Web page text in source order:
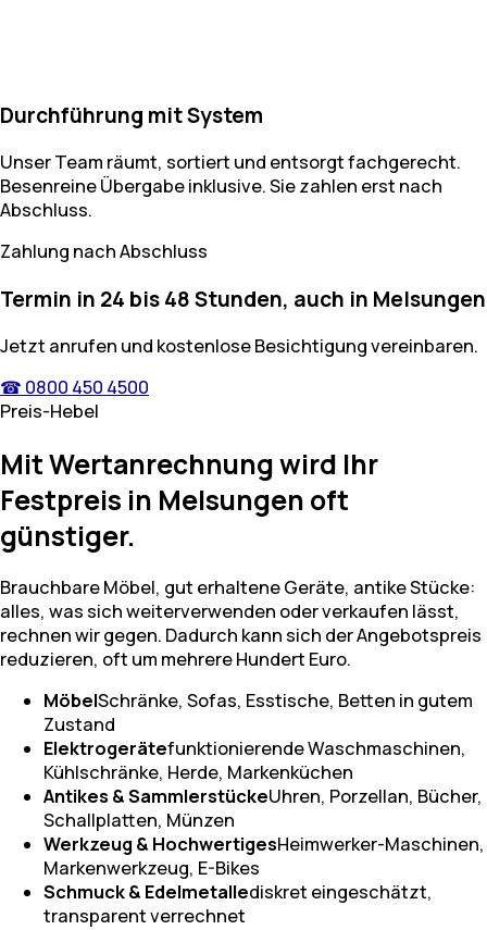
Durchführung mit System
Unser Team räumt, sortiert und entsorgt fachgerecht.
Besenreine Übergabe inklusive. Sie zahlen erst nach
Abschluss.
Zahlung nach Abschluss
Termin in 24 bis 48 Stunden, auch in Melsungen
Jetzt anrufen und kostenlose Besichtigung vereinbaren.
☎ 0800 450 4500
Preis-Hebel
Mit Wertanrechnung wird Ihr
Festpreis in Melsungen oft
günstiger.
Brauchbare Möbel, gut erhaltene Geräte, antike Stücke:
alles, was sich weiterverwenden oder verkaufen lässt,
rechnen wir gegen. Dadurch kann sich der Angebotspreis
reduzieren, oft um mehrere Hundert Euro.
MöbelSchränke, Sofas, Esstische, Betten in gutem
Zustand
Elektrogerätefunktionierende Waschmaschinen,
Kühlschränke, Herde, Markenküchen
Antikes & SammlerstückeUhren, Porzellan, Bücher,
Schallplatten, Münzen
Werkzeug & HochwertigesHeimwerker-Maschinen,
Markenwerkzeug, E-Bikes
Schmuck & Edelmetallediskret eingeschätzt,
transparent verrechnet